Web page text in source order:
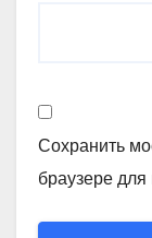
Сохранить
браузере